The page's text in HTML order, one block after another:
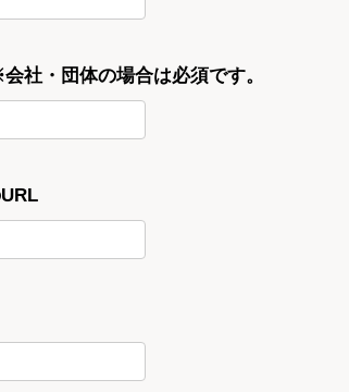
社・団体の場合は必須です。